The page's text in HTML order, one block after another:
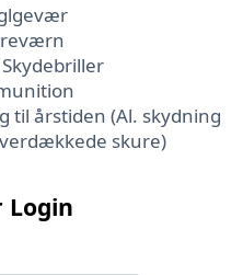
til årstiden (Al. skydning
skure)
Login